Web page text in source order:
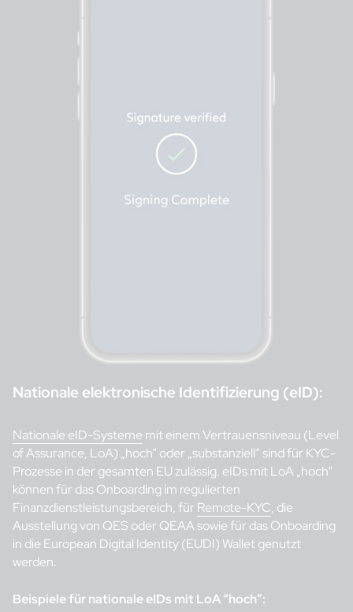
Nationale elektronische Identifizierung (eID):
Nationale eID-Systeme mit einem Vertrauensniveau (Level
of Assurance, LoA) „hoch“ oder „substanziell“ sind für KYC-
Prozesse in der gesamten EU zulässig. eIDs mit LoA „hoch“
können für das Onboarding im regulierten
Finanzdienstleistungsbereich, für Remote-KYC, die
Ausstellung von QES oder QEAA sowie für das Onboarding
in die European Digital Identity (EUDI) Wallet genutzt
werden.
Beispiele für nationale eIDs mit LoA “hoch”: